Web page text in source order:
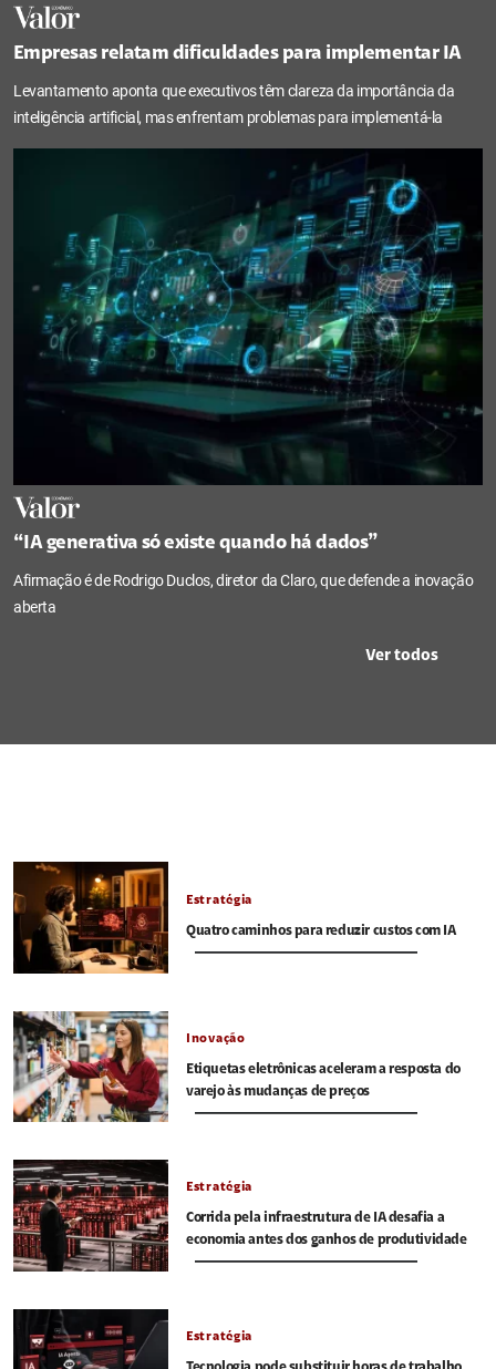
Empresas relatam dificuldades para implementar IA
Levantamento aponta que executivos têm clareza da importância da
inteligência artificial, mas enfrentam problemas para implementá-la
“IA generativa só existe quando há dados”
Afirmação é de Rodrigo Duclos, diretor da Claro, que defende a inovação
aberta
Ver todos
Estratégia
Quatro caminhos para reduzir custos com IA
Inovação
Etiquetas eletrônicas aceleram a resposta do
varejo às mudanças de preços
Estratégia
Corrida pela infraestrutura de IA desafia a
economia antes dos ganhos de produtividade
Estratégia